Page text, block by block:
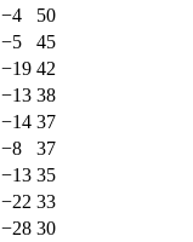
−4
50
−5
45
−19 42
−13 38
−14 37
−8
37
−13 35
−22 33
−28 30